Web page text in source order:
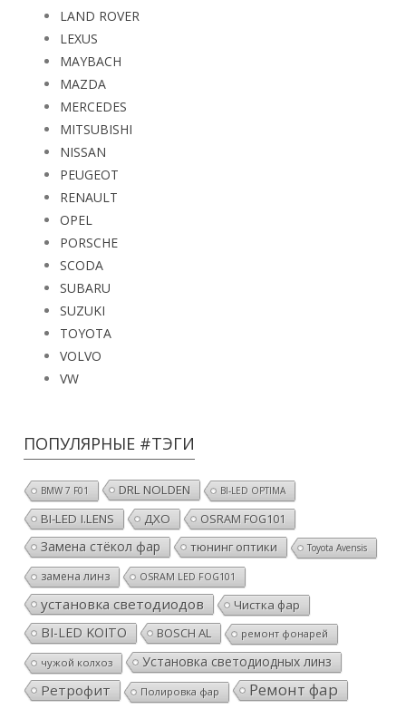
LAND ROVER
LEXUS
MAYBACH
MAZDA
MERCEDES
MITSUBISHI
NISSAN
PEUGEOT
RENAULT
OPEL
PORSCHE
SCODA
SUBARU
SUZUKI
TOYOTA
VOLVO
VW
ПОПУЛЯРНЫЕ #ТЭГИ
BMW 7 F01 DRL NOLDEN BI-LED OPTIMA
BI-LED I.LENS ДХО OSRAM FOG101
Замена стёкол фар тюнинг оптики Toyota Avensis
замена линз OSRAM LED FOG101
установка светодиодов Чистка фар
BI-LED KOITO BOSCH AL ремонт фонарей
чужой колхоз Установка светодиодных линз
Ретрофит Полировка фар Ремонт фар